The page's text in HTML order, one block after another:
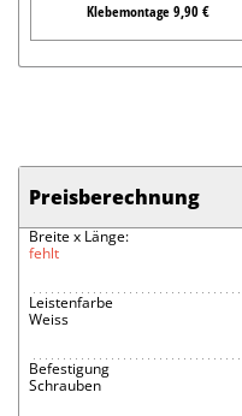
Klebemontage 9,90 €
Preisberechnung
Breite x Länge:
fehlt
Leistenfarbe
Weiss
Befestigung
Schrauben